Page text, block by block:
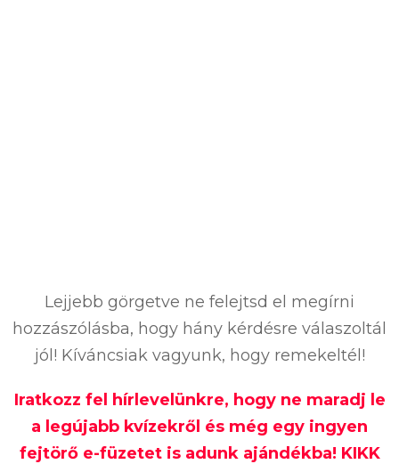
Lejjebb görgetve ne felejtsd el megírni
hozzászólásba, hogy hány kérdésre válaszoltál
jól! Kíváncsiak vagyunk, hogy remekeltél!
Iratkozz fel hírlevelünkre, hogy ne maradj le
a legújabb kvízekről és még egy ingyen
fejtörő e-füzetet is adunk ajándékba! KIKK